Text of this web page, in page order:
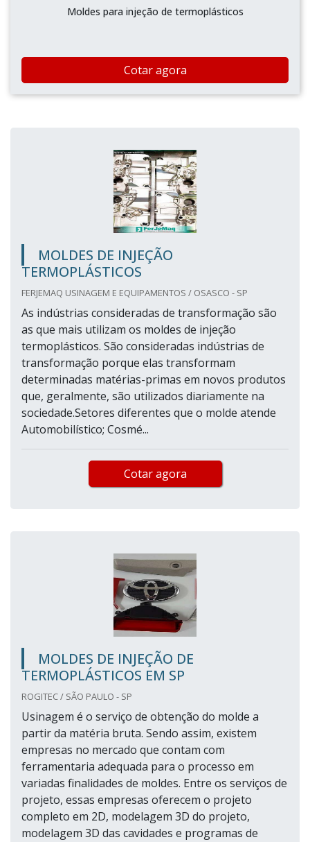
Moldes para injeção de termoplásticos
Cotar agora
MOLDES DE INJEÇÃO
TERMOPLÁSTICOS
FERJEMAQ USINAGEM E EQUIPAMENTOS / OSASCO - SP
As indústrias consideradas de transformação são
as que mais utilizam os moldes de injeção
termoplásticos. São consideradas indústrias de
transformação porque elas transformam
determinadas matérias-primas em novos produtos
que, geralmente, são utilizados diariamente na
sociedade.Setores diferentes que o molde atende
Automobilístico; Cosmé...
Cotar agora
MOLDES DE INJEÇÃO DE
TERMOPLÁSTICOS EM SP
ROGITEC / SÃO PAULO - SP
Usinagem é o serviço de obtenção do molde a
partir da matéria bruta. Sendo assim, existem
empresas no mercado que contam com
ferramentaria adequada para o processo em
variadas finalidades de moldes. Entre os serviços de
projeto, essas empresas oferecem o projeto
completo em 2D, modelagem 3D do projeto,
modelagem 3D das cavidades e programas de